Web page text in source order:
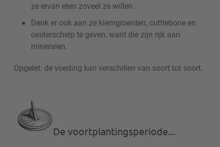
ze ervan eten zoveel ze willen.
Denk er ook aan ze kiemgroenten, cuttlebone en
oesterschelp te geven, want die zijn rijk aan
mineralen.
Opgelet: de voeding kan verschillen van soort tot soort.
De voortplantingsperiode...